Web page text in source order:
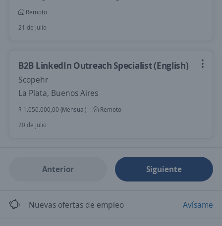
Remoto
21 de julio
B2B LinkedIn Outreach Specialist (English)
Scopehr
La Plata, Buenos Aires
$ 1.050.000,00 (Mensual)
Remoto
20 de julio
Anterior Siguiente
Nuevas ofertas de empleo Avísame